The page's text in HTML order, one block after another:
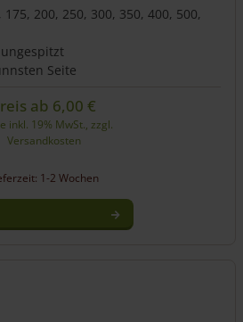
200, 250, 300, 350, 400, 500,
Seite
ab 6,00 €
inkl. 19% MwSt., zzgl.
Versandkosten
1-2 Wochen